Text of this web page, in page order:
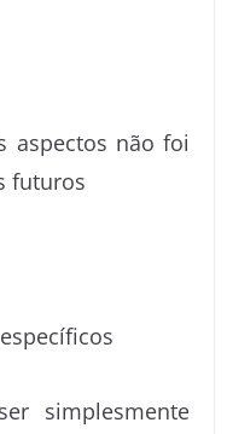
aspectos não foi
futuros
simplesmente